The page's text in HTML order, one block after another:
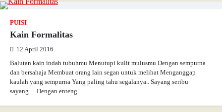
PUISI
Kain Formalitas
12 April 2016
Balutan kain indah tubuhmu Menutupi kulit mulusmu Dengan sempurna
dan bersahaja Membuat orang lain segan untuk melihat Menganggap
kaulah yang sempurna Yang paling tahu segalanya.. Sayang seribu
sayang… Dengan enteng…